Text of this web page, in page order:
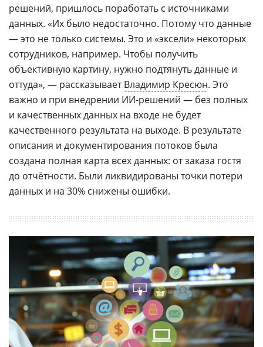
решений, пришлось поработать с источниками
данных. «Их было недостаточно. Потому что данные
— это не только системы. Это и «эксели» некоторых
сотрудников, например. Чтобы получить
объективную картину, нужно подтянуть данные и
оттуда», — рассказываетВладимир Кресюн. Это
важно и при внедрении ИИ-решений — без полных
и качественных данных на входе не будет
качественного результата на выходе. В результате
описания и документирования потоков была
создана полная карта всех данных: от заказа гостя
до отчётности. Были ликвидированы точки потери
данных и на 30% снижены ошибки.